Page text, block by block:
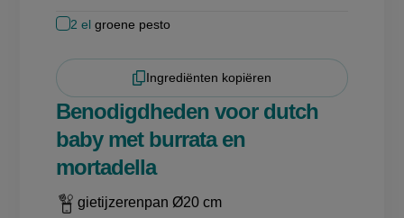
2 el groene pesto
Ingrediënten kopiëren
Benodigdheden voor dutch
baby met burrata en
mortadella
gietijzerenpan Ø20 cm